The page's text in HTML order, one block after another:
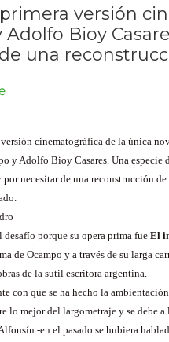
primera versión
Adolfo Bioy
una
versión cinematográfica de la única
y Adolfo Bioy Casares. Una especie
por necesitar de una reconstrucción
desafío porque su opera prima fue El
de Ocampo y a través de su larga
de la sutil escritora argentina.
con que se ha hecho la
lo mejor del largometraje y se debe
-en el pasado se hubiera